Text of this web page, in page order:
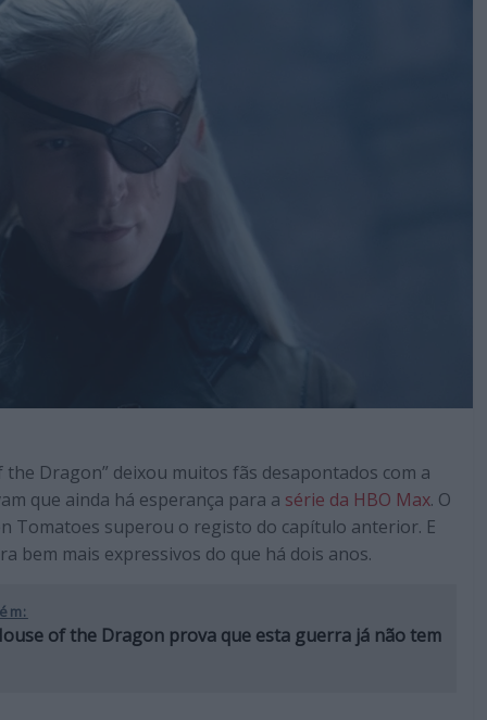
Dragon” deixou muitos fãs desapontados com a
que ainda há esperança para a série da HBO Max. O
Tomatoes superou o registo do capítulo anterior. E
bem mais expressivos do que há dois anos.
of the Dragon prova que esta guerra já não tem